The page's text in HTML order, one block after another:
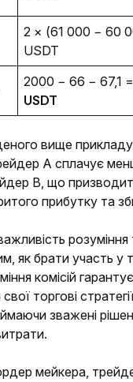
2 × (61 000 − 60
USDT
2000 − 66 − 67,1 =
USDT
вище
A сплачує
B, що
прибутку та
розуміння
як брати участь у
комісій
торгові
зважені
мейкера,